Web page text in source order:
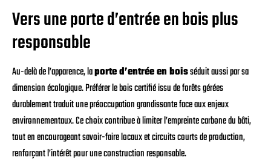
Vers une porte d’entrée en bois plus
responsable
Au-delà de l’apparence, laporte d’entrée en boisséduit aussi par sa
dimension écologique. Préférer le bois certifié issu de forêts gérées
durablement traduit une préoccupation grandissante face aux enjeux
environnementaux. Ce choix contribue à limiter l’empreinte carbone du bâti,
tout en encourageant savoir-faire locaux et circuits courts de production,
renforçant l’intérêt pour une construction responsable.